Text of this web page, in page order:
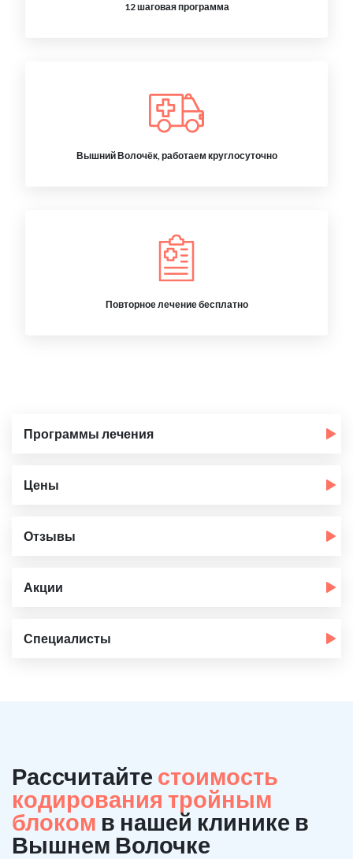
12 шаговая программа
Вышний Волочёк, работаем круглосуточно
Повторное лечение бесплатно
Программы лечения
Цены
Отзывы
Акции
Специалисты
Рассчитайте стоимость
кодирования тройным
блоком в нашей клинике в
Вышнем Волочке